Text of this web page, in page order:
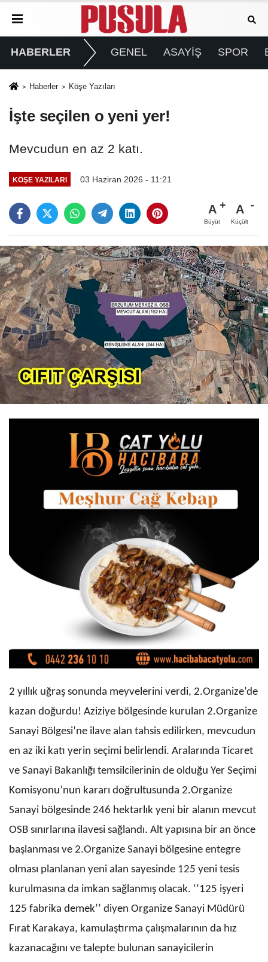
HABERLER GENEL ASAYİŞ SPOR
Haberler Köşe Yazıları
İşte seçilen o yeni yer!
Mevcudun en az 2 katı.
KÖŞE YAZILARI 03 Haziran 2026 - 11:21
A
Büyüt
A
Küçült
2 yıllık uğraş sonunda meyvelerini verdi, 2.Organize’de
kazan doğurdu! Aziziye bölgesinde kurulan 2.Organize
Sanayi Bölgesi’ne ilave alan tahsis edilirken, mevcudun
en az iki katı yerin seçimi belirlendi. Aralarında Ticaret
ve Sanayi Bakanlığı temsilcilerinin de olduğu Yer Seçimi
Komisyonu’nun kararı doğrultusunda 2.Organize
Sanayi bölgesinde 246 hektarlık yeni bir alanın mevcut
OSB sınırlarına ilavesi sağlandı. Alt yapısına bir an önce
başlanması ve 2.Organize Sanayi bölgesine entegre
olması planlanan yeni alan sayesinde 125 yeni tesis
kurulmasına da imkan sağlanmış olacak. ‘’125 işyeri
125 fabrika demek’’ diyen Organize Sanayi Müdürü
Fırat Karakaya, kamulaştırma çalışmalarının da hız
kazanacağını ve talepte bulunan sanayicilerin